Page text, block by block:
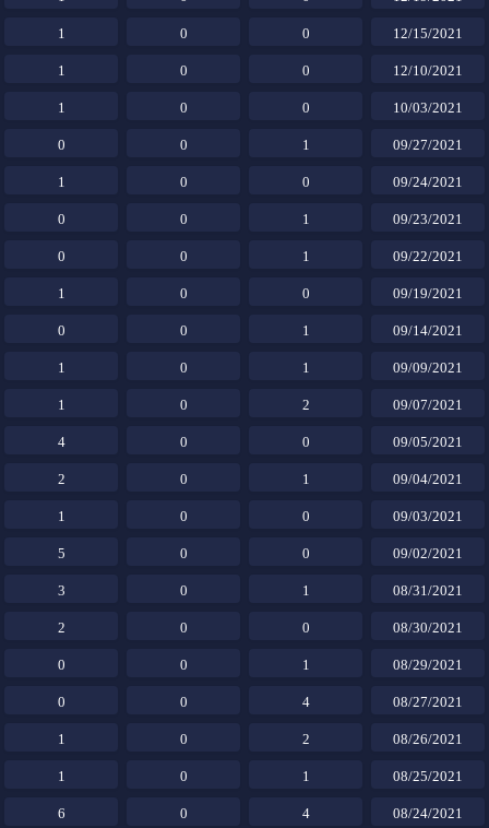
12/15/2021
0
0
1
12/10/2021
0
0
1
10/03/2021
0
0
1
09/27/2021
1
0
0
09/24/2021
0
0
1
09/23/2021
1
0
0
09/22/2021
1
0
0
09/19/2021
0
0
1
09/14/2021
1
0
0
09/09/2021
1
0
1
09/07/2021
2
0
1
09/05/2021
0
0
4
09/04/2021
1
0
2
09/03/2021
0
0
1
09/02/2021
0
0
5
08/31/2021
1
0
3
08/30/2021
0
0
2
08/29/2021
1
0
0
08/27/2021
4
0
0
08/26/2021
2
0
1
08/25/2021
1
0
1
08/24/2021
4
0
6